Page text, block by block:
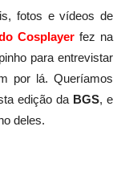
fotos e vídeos de
Cosplayer fez na
para entrevistar
por lá.Queríamos
edição da BGS, e
deles.